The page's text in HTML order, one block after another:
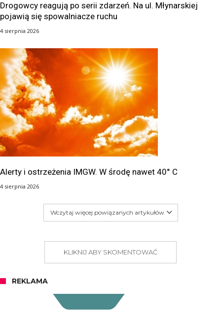
Drogowcy reagują po serii zdarzeń. Na ul. Młynarskiej
pojawią się spowalniacze ruchu
4 sierpnia 2026
Alerty i ostrzeżenia IMGW. W środę nawet 40° C
4 sierpnia 2026
Wczytaj więcej powiązanych artykułów
KLIKNIJ ABY SKOMENTOWAĆ
REKLAMA